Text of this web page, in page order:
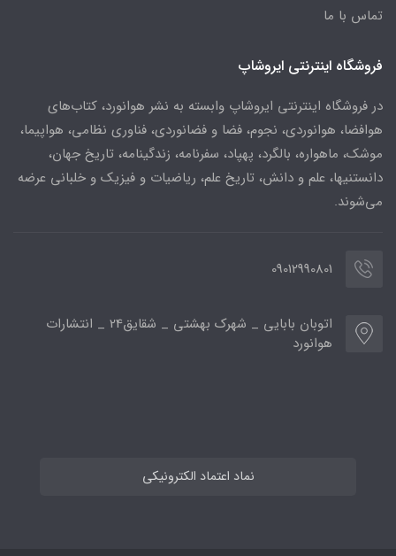
تماس با ما
فروشگاه اینترنتی ایروشاپ
در فروشگاه اینترنتی ایروشاپ وابسته به نشر هوانورد، کتاب‌های
هوافضا، هوانوردی، نجوم، فضا و فضانوردی، فناوری نظامی، هواپیما،
موشک، ماهواره، بالگرد، پهپاد، سفرنامه، زندگینامه، تاریخ جهان،
دانستنیها، علم و دانش، تاریخ علم، ریاضیات و فیزیک و خلبانی عرضه
می‌شوند.
09012990801
اتوبان بابایی _ شهرک بهشتی _ شقایق24 _ انتشارات
هوانورد
نماد اعتماد الکترونیکی